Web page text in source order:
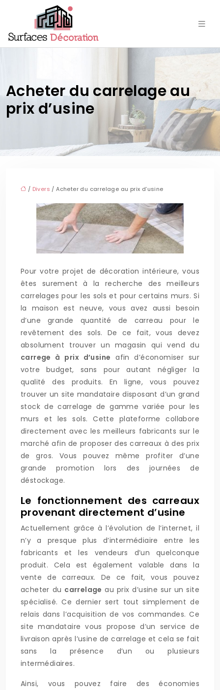
Acheter du carrelage au
prix d’usine
/ Divers / Acheter du carrelage au prix d’usine
Pour votre projet de décoration intérieure, vous
êtes surement à la recherche des meilleurs
carrelages pour les sols et pour certains murs. Si
la maison est neuve, vous avez aussi besoin
d’une grande quantité de carreau pour le
revêtement des sols. De ce fait, vous devez
absolument trouver un magasin qui vend du
carrege à prix d’usine afin d’économiser sur
votre budget, sans pour autant négliger la
qualité des produits. En ligne, vous pouvez
trouver un site mandataire disposant d’un grand
stock de carrelage de gamme variée pour les
murs et les sols. Cette plateforme collabore
directement avec les meilleurs fabricants sur le
marché afin de proposer des carreaux à des prix
de gros. Vous pouvez même profiter d’une
grande promotion lors des journées de
déstockage.
Le fonctionnement des carreaux
provenant directement d’usine
Actuellement grâce à l’évolution de l’internet, il
n’y a presque plus d’intermédiaire entre les
fabricants et les vendeurs d’un quelconque
produit. Cela est également valable dans la
vente de carreaux. De ce fait, vous pouvez
acheter du carrelage au prix d’usine sur un site
spécialisé. Ce dernier sert tout simplement de
relais dans l’acquisition de vos commandes. Ce
site mandataire vous propose d’un service de
livraison après l’usine de carrelage et cela se fait
sans la présence d’un ou plusieurs
intermédiaires.
Ainsi, vous pouvez faire des économies